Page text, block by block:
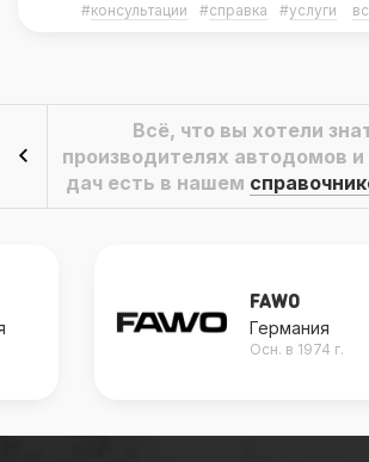
#консультации #справка #услуги
Всё, что вы хотели
производителях автодомов
дач есть в нашем
FAWO
Германия
Осн. в 1974 г.